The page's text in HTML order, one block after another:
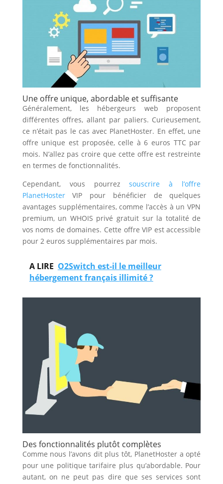
Une offre unique, abordable et suffisante
Généralement, les hébergeurs web proposent
différentes offres, allant par paliers. Curieusement,
ce n’était pas le cas avec PlanetHoster. En effet, une
offre unique est proposée, celle à 6 euros TTC par
mois. N’allez pas croire que cette offre est restreinte
en termes de fonctionnalités.
Cependant, vous pourrezsouscrire à l’offre
PlanetHosterVIP pour bénéficier de quelques
avantages supplémentaires, comme l’accès à un VPN
premium, un WHOIS privé gratuit sur la totalité de
vos noms de domaines. Cette offre VIP est accessible
pour 2 euros supplémentaires par mois.
A LIRE O2Switch est-il le meilleur
hébergement français illimité ?
Des fonctionnalités plutôt complètes
Comme nous l’avons dit plus tôt, PlanetHoster a opté
pour une politique tarifaire plus qu’abordable. Pour
autant, on ne peut pas dire que ses services sont